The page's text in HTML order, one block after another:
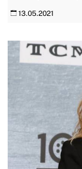
13.05.2021